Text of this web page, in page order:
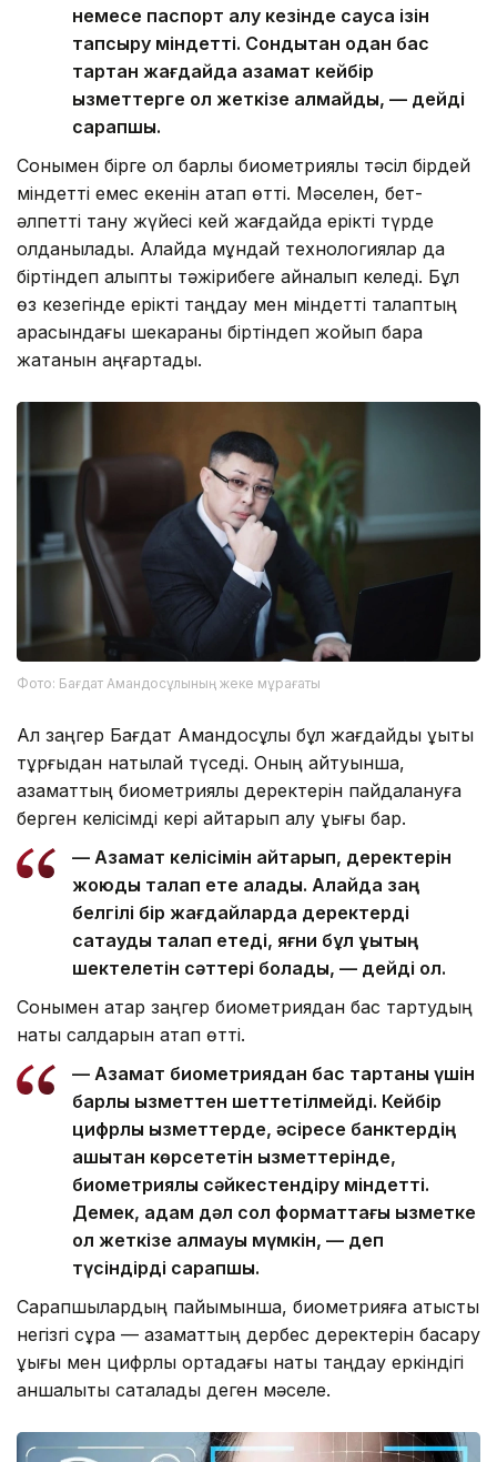
немесе паспорт алу кезінде саусақ ізін
тапсыру міндетті. Сондықтан одан бас
тартқан жағдайда азамат кейбір
қызметтерге қол жеткізе алмайды, — дейді
сарапшы.
Сонымен бірге ол барлық биометриялық тәсіл бірдей
міндетті емес екенін атап өтті. Мәселен, бет-
әлпетті тану жүйесі кей жағдайда ерікті түрде
қолданылады. Алайда мұндай технологиялар да
біртіндеп қалыпты тәжірибеге айналып келеді. Бұл
өз кезегінде ерікті таңдау мен міндетті талаптың
арасындағы шекараны біртіндеп жойып бара
жатқанын аңғартады.
Фото: Бағдат Амандосұлының жеке мұрағаты
Ал заңгер Бағдат Амандосұлы бұл жағдайды құқықтық
тұрғыдан нақтылай түседі. Оның айтуынша,
азаматтың биометриялық деректерін пайдалануға
берген келісімді кері қайтарып алу құқығы бар.
— Азамат келісімін қайтарып, деректерін
жоюды талап ете алады. Алайда заң
белгілі бір жағдайларда деректерді
сақтауды талап етеді, яғни бұл құқықтың
шектелетін сәттері болады, — дейді ол.
Сонымен қатар заңгер биометриядан бас тартудың
нақты салдарын атап өтті.
— Азамат биометриядан бас тартқаны үшін
барлық қызметтен шеттетілмейді. Кейбір
цифрлық қызметтерде, әсіресе банктердің
қашықтан көрсететін қызметтерінде,
биометриялық сәйкестендіру міндетті.
Демек, адам дәл сол форматтағы қызметке
қол жеткізе алмауы мүмкін, — деп
түсіндірді сарапшы.
Сарапшылардың пайымынша, биометрияға қатысты
негізгі сұрақ — азаматтың дербес деректерін басқару
құқығы мен цифрлық ортадағы нақты таңдау еркіндігі
қаншалықты сақталады деген мәселе.